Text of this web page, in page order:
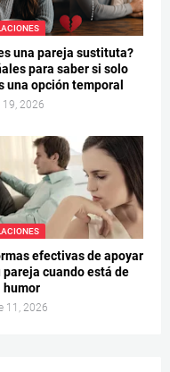
una pareja sustituta?
para saber si solo
una opción temporal
2026
efectivas de apoyar
pareja cuando está de
humor
11, 2026